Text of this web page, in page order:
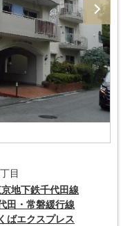
目
地下鉄千代田線
田・常磐緩行線
ばエクスプレス